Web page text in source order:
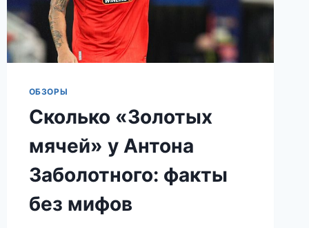
ОБЗОРЫ
Сколько «Золотых
мячей» у Антона
Заболотного: факты
без мифов